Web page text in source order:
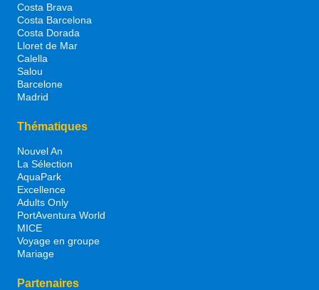
Costa Brava
Costa Barcelona
Costa Dorada
Lloret de Mar
Calella
Salou
Barcelone
Madrid
Thématiques
Nouvel An
La Sélection
AquaPark
Excellence
Adults Only
PortAventura World
MICE
Voyage en groupe
Mariage
Partenaires